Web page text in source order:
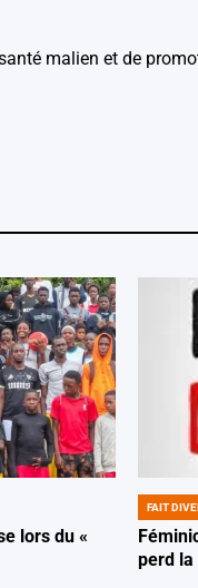
malien et de
lors du «
POSTED
IN
FAIT
perd la